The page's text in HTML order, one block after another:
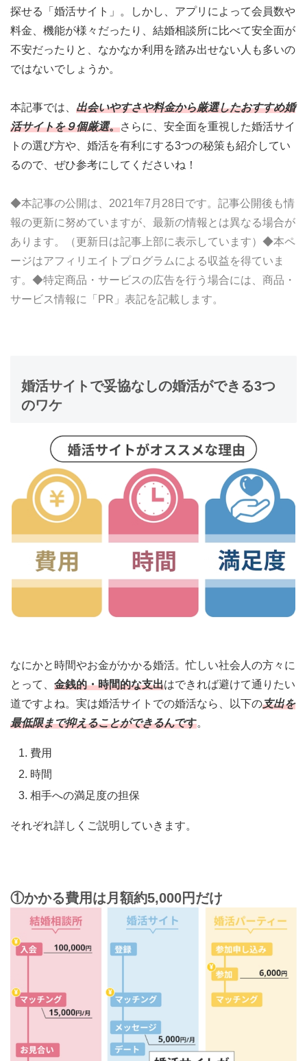
探せる「婚活サイト」。しかし、アプリによって会員数や
料金、機能が様々だったり、結婚相談所に比べて安全面が
不安だったりと、なかなか利用を踏み出せない人も多いの
ではないでしょうか。
本記事では、 出会いやすさや料金から厳選したおすすめ婚
活サイトを９個厳選。さらに、安全面を重視した婚活サイ
トの選び方や、婚活を有利にする3つの秘策も紹介してい
るので、ぜひ参考にしてくださいね！
◆本記事の公開は、2021年7月28日です。記事公開後も情
報の更新に努めていますが、最新の情報とは異なる場合が
あります。（更新日は記事上部に表示しています）◆本ペ
ージはアフィリエイトプログラムによる収益を得ていま
す。◆特定商品・サービスの広告を行う場合には、商品・
サービス情報に「PR」表記を記載します。
婚活サイトで妥協なしの婚活ができる3つ
のワケ
なにかと時間やお金がかかる婚活。忙しい社会人の方々に
とって、 金銭的・時間的な支出はできれば避けて通りたい
道ですよね。実は婚活サイトでの婚活なら、以下の支出を
最低限まで抑えることができるんです。
費用
時間
相手への満足度の担保
それぞれ詳しくご説明していきます。
①かかる費用は月額約5,000円だけ